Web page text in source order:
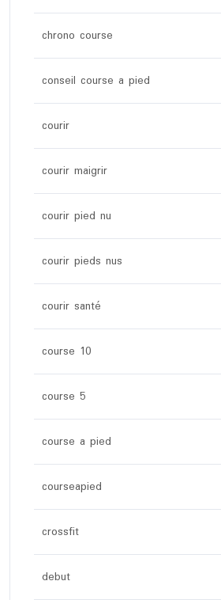
chrono course
conseil course a pied
courir
courir maigrir
courir pied nu
courir pieds nus
courir santé
course 10
course 5
course a pied
courseapied
crossfit
debut